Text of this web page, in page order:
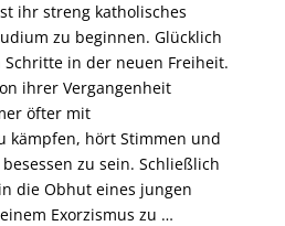
ihr streng katholisches
zu beginnen. Glücklich
in der neuen Freiheit.
ihrer Vergangenheit
öfter mit
kämpfen, hört Stimmen und
zu sein. Schließlich
die Obhut eines jungen
Exorzismus zu …